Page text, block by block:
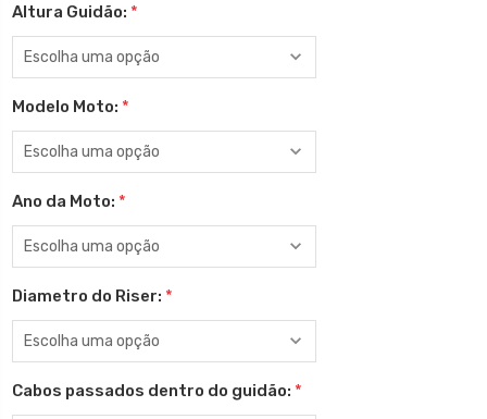
Altura Guidão: *
Modelo Moto: *
Ano da Moto: *
Diametro do Riser: *
Cabos passados dentro do guidão: *